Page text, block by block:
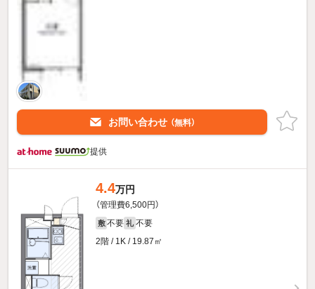
お問い合わせ （無料）
提供
4.4万円
（管理費6,500円）
敷 不要 礼 不要
2階 / 1K / 19.87㎡